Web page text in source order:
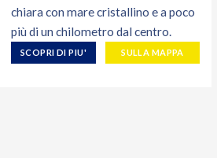
chiara con mare cristallino e a poco
più di un chilometro dal centro.
SCOPRI DI PIU' SULLA MAPPA